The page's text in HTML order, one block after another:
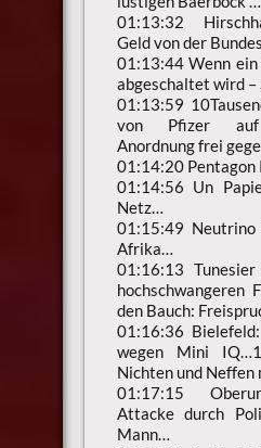
01:13:32
Geld von der
01:13:44 Wenn
abgeschaltet wird
01:13:59
von Pfizer auf
Anordnung frei
01:14:20 Pentagon
01:14:56 Un
Netz…
01:15:49 Neutrino
Afrika…
01:16:13
hochschwangeren
den Bauch:
01:16:36
wegen Mini
Nichten und
01:17:15
Attacke durch
Mann…